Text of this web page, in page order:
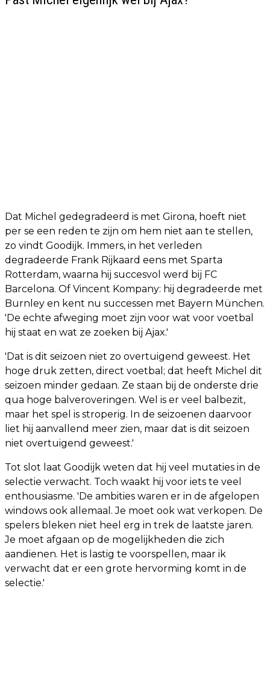
Dat Michel gedegradeerd is met Girona, hoeft niet
per se een reden te zijn om hem niet aan te stellen,
zo vindt Goodijk. Immers, in het verleden
degradeerde Frank Rijkaard eens met Sparta
Rotterdam, waarna hij succesvol werd bij FC
Barcelona. Of Vincent Kompany: hij degradeerde met
Burnley en kent nu successen met Bayern München.
'De echte afweging moet zijn voor wat voor voetbal
hij staat en wat ze zoeken bij Ajax.'
'Dat is dit seizoen niet zo overtuigend geweest. Het
hoge druk zetten, direct voetbal; dat heeft Michel dit
seizoen minder gedaan. Ze staan bij de onderste drie
qua hoge balveroveringen. Wel is er veel balbezit,
maar het spel is stroperig. In de seizoenen daarvoor
liet hij aanvallend meer zien, maar dat is dit seizoen
niet overtuigend geweest.'
Tot slot laat Goodijk weten dat hij veel mutaties in de
selectie verwacht. Toch waakt hij voor iets te veel
enthousiasme. 'De ambities waren er in de afgelopen
windows ook allemaal. Je moet ook wat verkopen. De
spelers bleken niet heel erg in trek de laatste jaren.
Je moet afgaan op de mogelijkheden die zich
aandienen. Het is lastig te voorspellen, maar ik
verwacht dat er een grote hervorming komt in de
selectie.'